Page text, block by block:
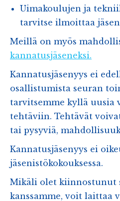
Uimakoulujen ja
tarvitse ilmoittaa
Meillä on myös
kannatusjäseneksi.
Kannatusjäsenyys ei
osallistumista seuran
tarvitsemme kyllä uusia
tehtäviin. Tehtävät
tai pysyviä,
Kannatusjäsenyys ei
jäsenistökokouksessa.
Mikäli olet kiinnostunut
kanssamme, voit laittaa